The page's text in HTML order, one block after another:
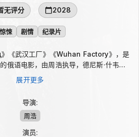
无评分 2028
惊悚 剧情 纪录片
》《武汉工厂》《Wuhan Factory》，是
俄语电影，由周浩执导，德尼斯·什韦多
申、安德烈·斯莫利亚科夫等出演。影片带
彩，以现实主义视角触及工厂语境下的底
展开更多
导演:
周浩
演员: